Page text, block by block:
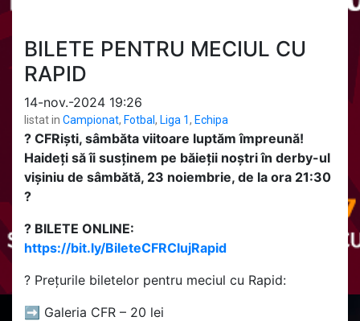
BILETE PENTRU MECIUL CU
RAPID
14-nov.-2024 19:26
listat in Campionat, Fotbal, Liga 1, Echipa
? CFRiști, sâmbăta viitoare luptăm împreună!
Haideți să îi susținem pe băieții noștri în derby-ul
vișiniu de sâmbătă, 23 noiembrie, de la ora 21:30
?
? BILETE ONLINE:
https://bit.ly/BileteCFRClujRapid
?️ Prețurile biletelor pentru meciul cu Rapid:
➡️ Galeria CFR – 20 lei